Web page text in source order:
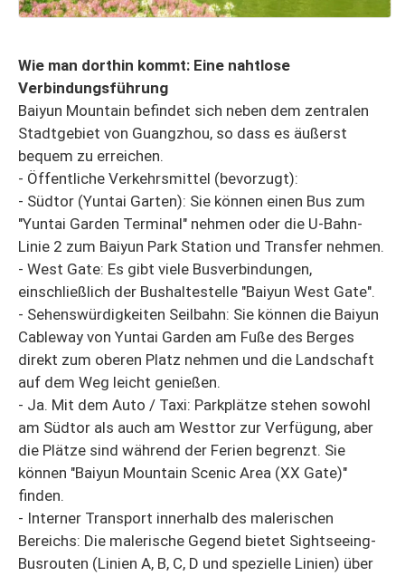
Wie man dorthin kommt: Eine nahtlose
Verbindungsführung
Baiyun Mountain befindet sich neben dem zentralen
Stadtgebiet von Guangzhou, so dass es äußerst
bequem zu erreichen.
- Öffentliche Verkehrsmittel (bevorzugt):
- Südtor (Yuntai Garten): Sie können einen Bus zum
"Yuntai Garden Terminal" nehmen oder die U-Bahn-
Linie 2 zum Baiyun Park Station und Transfer nehmen.
- West Gate: Es gibt viele Busverbindungen,
einschließlich der Bushaltestelle "Baiyun West Gate".
- Sehenswürdigkeiten Seilbahn: Sie können die Baiyun
Cableway von Yuntai Garden am Fuße des Berges
direkt zum oberen Platz nehmen und die Landschaft
auf dem Weg leicht genießen.
- Ja. Mit dem Auto / Taxi: Parkplätze stehen sowohl
am Südtor als auch am Westtor zur Verfügung, aber
die Plätze sind während der Ferien begrenzt. Sie
können "Baiyun Mountain Scenic Area (XX Gate)"
finden.
- Interner Transport innerhalb des malerischen
Bereichs: Die malerische Gegend bietet Sightseeing-
Busrouten (Linien A, B, C, D und spezielle Linien) über